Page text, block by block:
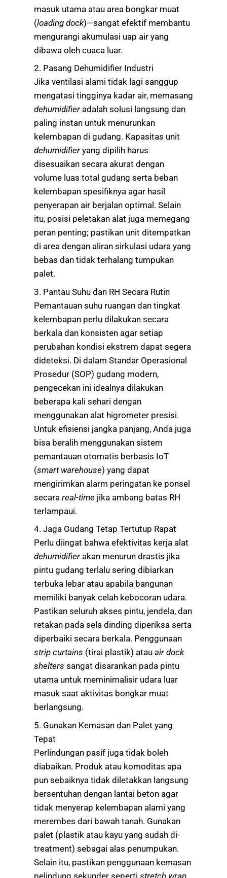
masuk utama atau area bongkar muat
(loading dock)—sangat efektif membantu
mengurangi akumulasi uap air yang
dibawa oleh cuaca luar.
2. Pasang Dehumidifier Industri
Jika ventilasi alami tidak lagi sanggup
mengatasi tingginya kadar air, memasang
dehumidifier adalah solusi langsung dan
paling instan untuk menurunkan
kelembapan di gudang. Kapasitas unit
dehumidifier yang dipilih harus
disesuaikan secara akurat dengan
volume luas total gudang serta beban
kelembapan spesifiknya agar hasil
penyerapan air berjalan optimal. Selain
itu, posisi peletakan alat juga memegang
peran penting; pastikan unit ditempatkan
di area dengan aliran sirkulasi udara yang
bebas dan tidak terhalang tumpukan
palet.
3. Pantau Suhu dan RH Secara Rutin
Pemantauan suhu ruangan dan tingkat
kelembapan perlu dilakukan secara
berkala dan konsisten agar setiap
perubahan kondisi ekstrem dapat segera
dideteksi. Di dalam Standar Operasional
Prosedur (SOP) gudang modern,
pengecekan ini idealnya dilakukan
beberapa kali sehari dengan
menggunakan alat higrometer presisi.
Untuk efisiensi jangka panjang, Anda juga
bisa beralih menggunakan sistem
pemantauan otomatis berbasis IoT
(smart warehouse) yang dapat
mengirimkan alarm peringatan ke ponsel
secara real-time jika ambang batas RH
terlampaui.
4. Jaga Gudang Tetap Tertutup Rapat
Perlu diingat bahwa efektivitas kerja alat
dehumidifier akan menurun drastis jika
pintu gudang terlalu sering dibiarkan
terbuka lebar atau apabila bangunan
memiliki banyak celah kebocoran udara.
Pastikan seluruh akses pintu, jendela, dan
retakan pada sela dinding diperiksa serta
diperbaiki secara berkala. Penggunaan
strip curtains (tirai plastik) atau air dock
shelters sangat disarankan pada pintu
utama untuk meminimalisir udara luar
masuk saat aktivitas bongkar muat
berlangsung.
5. Gunakan Kemasan dan Palet yang
Tepat
Perlindungan pasif juga tidak boleh
diabaikan. Produk atau komoditas apa
pun sebaiknya tidak diletakkan langsung
bersentuhan dengan lantai beton agar
tidak menyerap kelembapan alami yang
merembes dari bawah tanah. Gunakan
palet (plastik atau kayu yang sudah di-
treatment) sebagai alas penumpukan.
Selain itu, pastikan penggunaan kemasan
pelindung sekunder seperti stretch wrap